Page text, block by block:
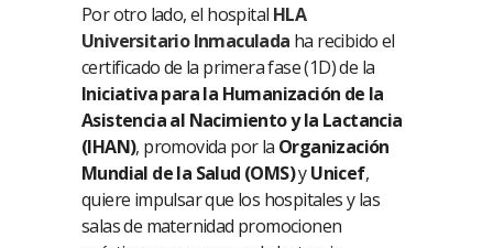
Por otro lado, el hospital HLA
Universitario Inmaculada ha recibido el
certificado de la primera fase (1D) de la
Iniciativa para la Humanización de la
Asistencia al Nacimiento y la Lactancia
(IHAN), promovida por la Organización
Mundial de la Salud (OMS)yUnicef,
quiere impulsar que los hospitales y las
salas de maternidad promocionen